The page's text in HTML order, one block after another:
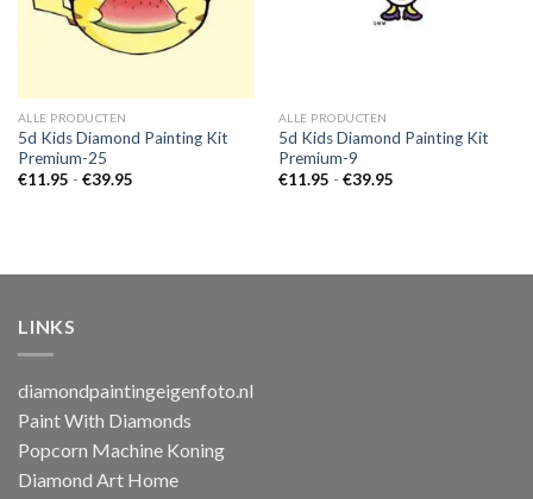
ALLE PRODUCTEN
5d Kids Diamond Painting Kit
Premium-25
€11.95 - €39.95Prijsklasse:
ALLE PRODUCTEN
5d Kids Diamond Painting Kit
Premium-9
€11.95 - €39.95Prijsklasse:
LINKS
diamondpaintingeigenfoto.nl
Paint With Diamonds
Popcorn Machine Koning
Diamond Art Home